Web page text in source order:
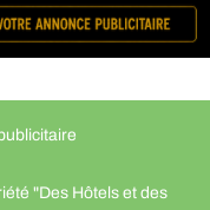
"Des Hôtels et des